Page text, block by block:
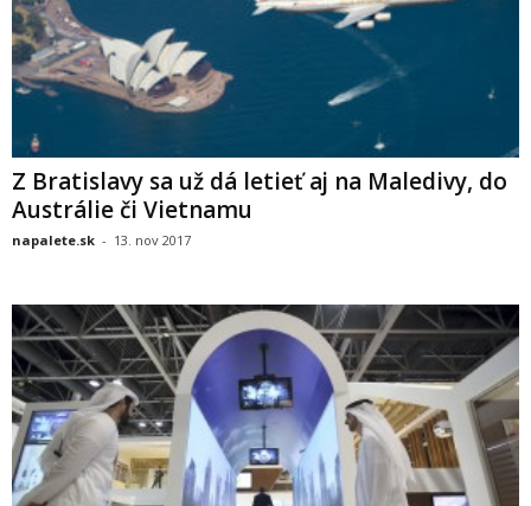
Z Bratislavy sa už dá letieť aj na Maledivy, do
Austrálie či Vietnamu
napalete.sk - 13. nov 2017